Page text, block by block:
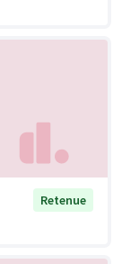
Retenue